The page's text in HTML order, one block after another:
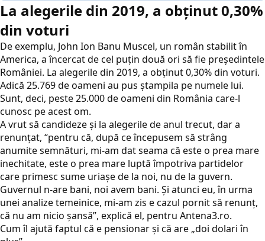
La alegerile din 2019, a obţinut 0,30%
din voturi
De exemplu, John Ion Banu Muscel, un român stabilit în
America, a încercat de cel puţin două ori să fie preşedintele
României. La alegerile din 2019, a obţinut 0,30% din voturi.
Adică 25.769 de oameni au pus ştampila pe numele lui.
Sunt, deci, peste 25.000 de oameni din România care-l
cunosc pe acest om.
A vrut să candideze şi la alegerile de anul trecut, dar a
renunţat, “pentru că, după ce începusem să strâng
anumite semnături, mi-am dat seama că este o prea mare
inechitate, este o prea mare luptă împotriva partidelor
care primesc sume uriașe de la noi, nu de la guvern.
Guvernul n-are bani, noi avem bani. Și atunci eu, în urma
unei analize temeinice, mi-am zis e cazul pornit să renunț,
că nu am nicio șansă”, explică el, pentru Antena3.ro.
Cum îl ajută faptul că e pensionar şi că are „doi dolari în